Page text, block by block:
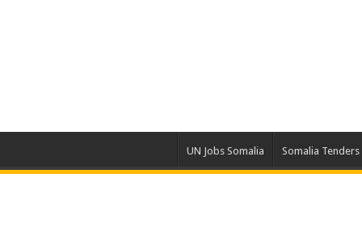
UN Jobs Somalia Somalia Tenders